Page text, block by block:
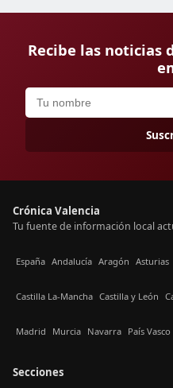
Recibe las noticias
Crónica Valencia
Tu fuente de información local
España Andalucía Aragón Asturias
Castilla La-Mancha Castilla y León
Madrid Murcia Navarra País Vasco
Secciones